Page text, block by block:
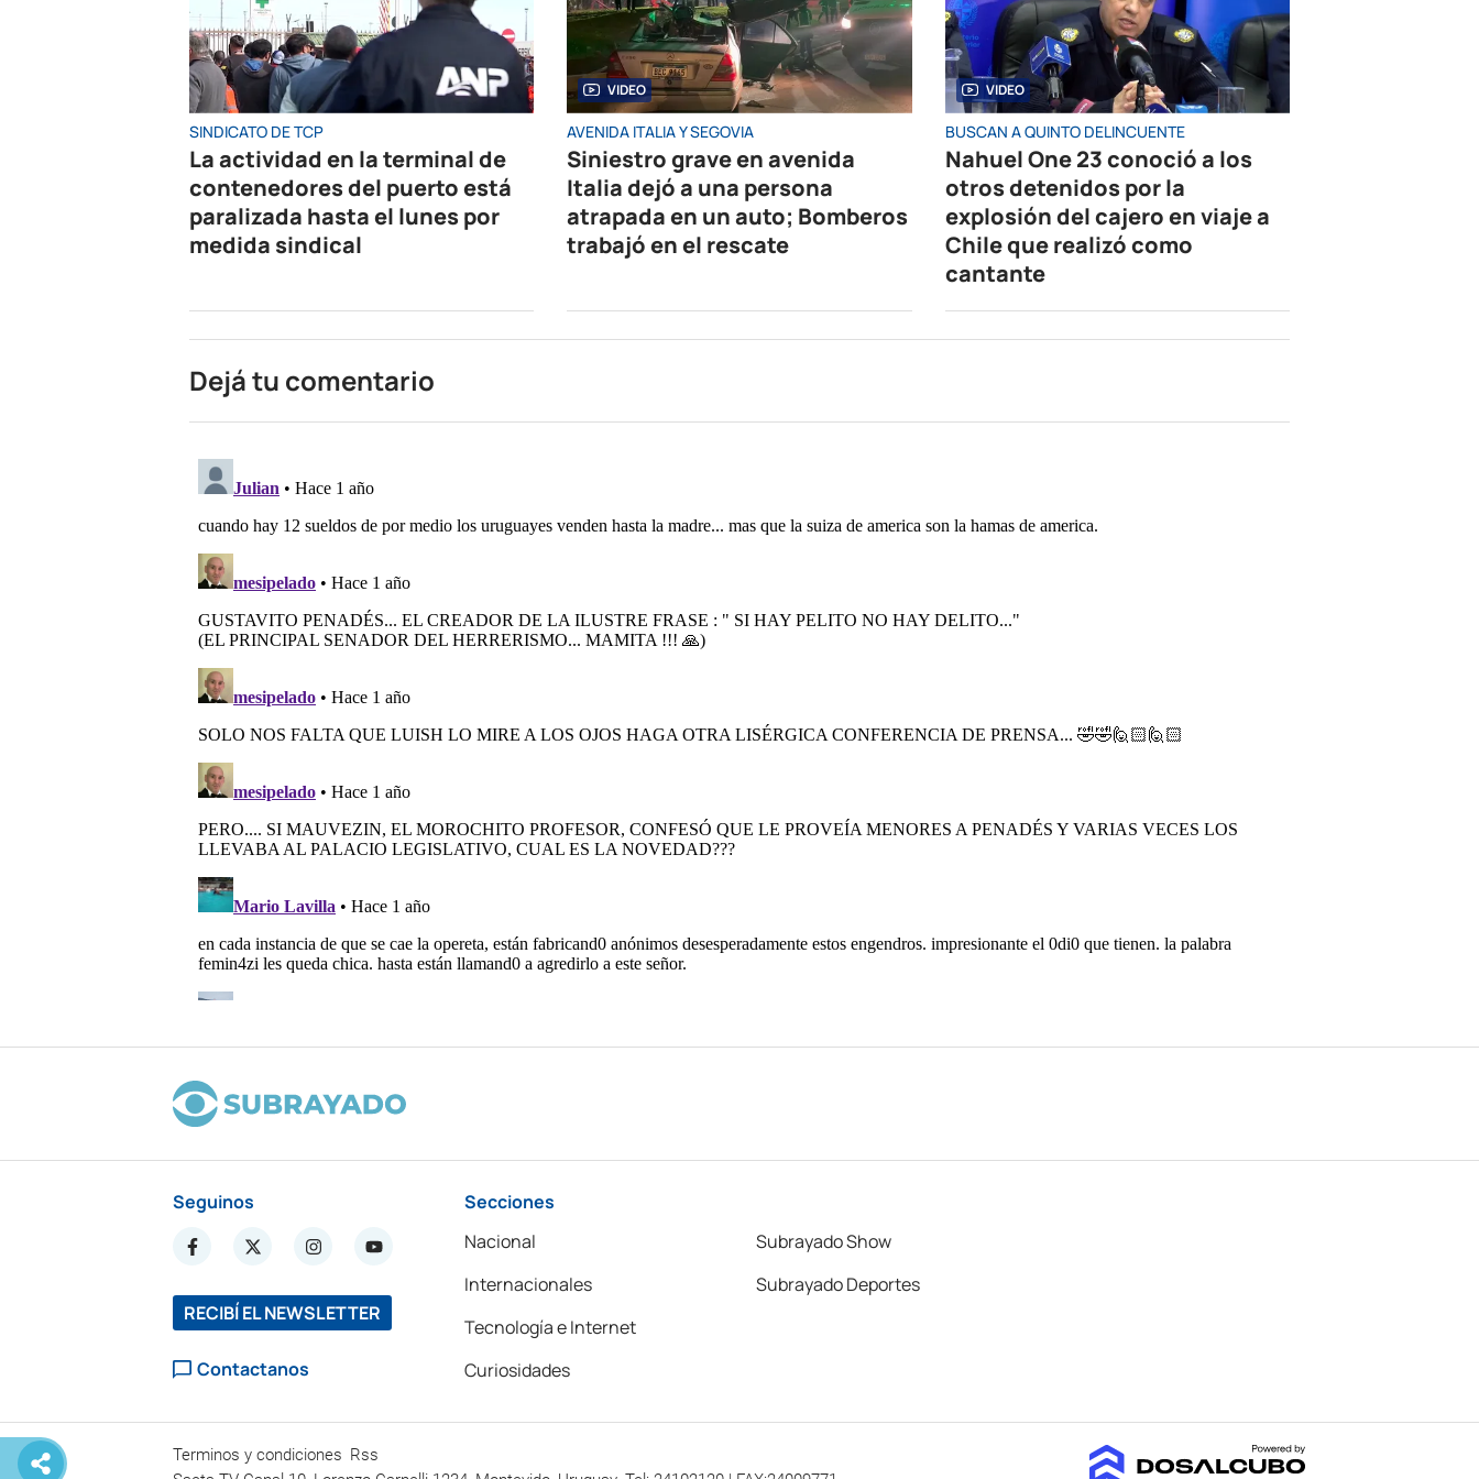
SINDICATO DE TCP
La actividad en la terminal de
contenedores del puerto está
paralizada hasta el lunes por
medida sindical
VIDEO
AVENIDA ITALIA Y SEGOVIA
Siniestro grave en avenida
Italia dejó a una persona
atrapada en un auto; Bomberos
trabajó en el rescate
VIDEO
BUSCAN A QUINTO DELINCUENTE
Nahuel One 23 conoció a los
otros detenidos por la
explosión del cajero en viaje a
Chile que realizó como
cantante
Dejá tu comentario
Seguinos
RECIBÍ EL NEWSLETTER
Contactanos
Secciones
Nacional
Internacionales
Tecnología e Internet
Curiosidades
Subrayado Show
Subrayado Deportes
Terminos y condiciones Rss